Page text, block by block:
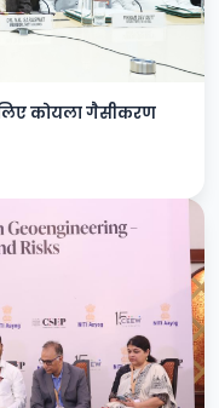
लिए कोयला गैसीकरण